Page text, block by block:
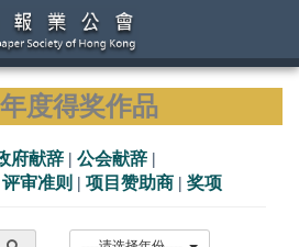
度得奖作品
府献辞 | 公会献辞 |
评审准则 | 项目赞助商 | 奖项